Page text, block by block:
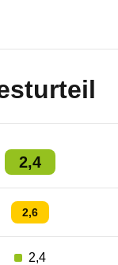
2,4
2,6
2,4